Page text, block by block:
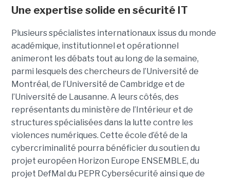
Une expertise solide en sécurité IT
Plusieurs spécialistes internationaux issus du monde
académique, institutionnel et opérationnel
animeront les débats tout au long de la semaine,
parmi lesquels des chercheurs de l’Université de
Montréal, de l’Université de Cambridge et de
l’Université de Lausanne. A leurs côtés, des
représentants du ministère de l’Intérieur et de
structures spécialisées dans la lutte contre les
violences numériques. Cette école d’été de la
cybercriminalité pourra bénéficier du soutien du
projet européen Horizon Europe ENSEMBLE, du
projet DefMal du PEPR Cybersécurité ainsi que de